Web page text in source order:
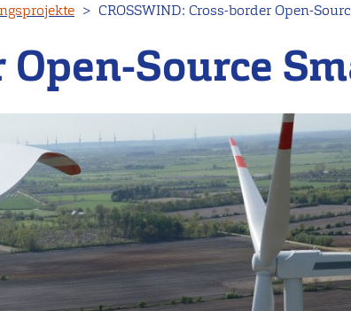
CROSSWIND: Cross-border Open-
Open-Source